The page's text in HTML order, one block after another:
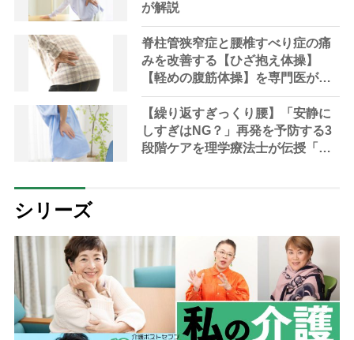
が解説
脊柱管狭窄症と腰椎すべり症の痛
みを改善する【ひざ抱え体操】
【軽めの腹筋体操】を専門医が解
説「ラジオ体操は避けるべき」
【繰り返すぎっくり腰】「安静に
しすぎはNG？」再発を予防する3
段階ケアを理学療法士が伝授「改
シリーズ